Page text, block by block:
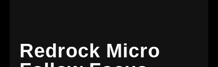
Redrock Micro